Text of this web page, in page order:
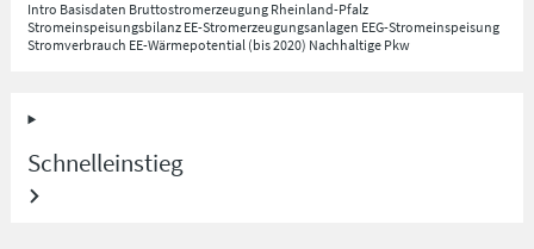
Intro Basisdaten Bruttostromerzeugung Rheinland-Pfalz
Stromeinspeisungsbilanz EE-Stromerzeugungsanlagen EEG-Stromeinspeisung
Stromverbrauch EE-Wärmepotential (bis 2020) Nachhaltige Pkw
Schnelleinstieg